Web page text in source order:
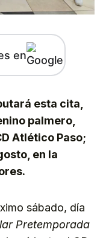
en
esta cita,
palmero,
Atlético Paso;
en la
sábado, día
Pretemporada